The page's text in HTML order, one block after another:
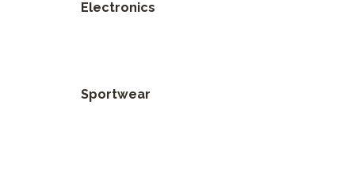
Electronics
Sportwear